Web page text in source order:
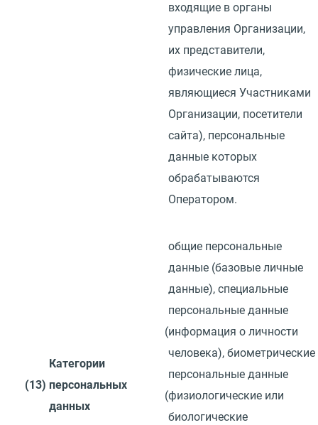
входящие в органы
управления Организации,
их представители,
физические лица,
являющиеся Участниками
Организации, посетители
сайта), персональные
данные которых
обрабатываются
Оператором.
(13)
Категории
персональных
данных
общие персональные
данные (базовые личные
данные), специальные
персональные данные
(информация о личности
человека), биометрические
персональные данные
(физиологические или
биологические